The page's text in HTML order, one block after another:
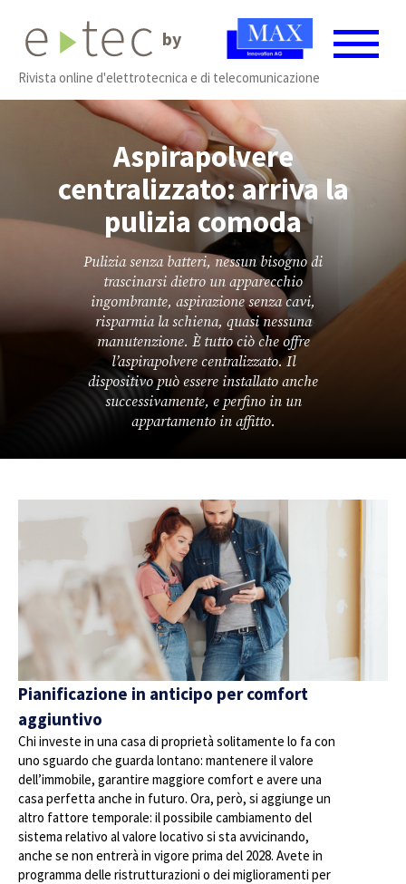
by
Rivista online d'elettrotecnica e di telecomunicazione
Aspirapolvere
centralizzato: arriva la
pulizia comoda
Pulizia senza batteri, nessun bisogno di
trascinarsi dietro un apparecchio
ingombrante, aspirazione senza cavi,
risparmia la schiena, quasi nessuna
manutenzione. È tutto ciò che offre
l’aspirapolvere centralizzato. Il
dispositivo può essere installato anche
successivamente, e perfino in un
appartamento in affitto.
Pianificazione in anticipo per comfort
aggiuntivo
Chi investe in una casa di proprietà solitamente lo fa con
uno sguardo che guarda lontano: mantenere il valore
dell’immobile, garantire maggiore comfort e avere una
casa perfetta anche in futuro. Ora, però, si aggiunge un
altro fattore temporale: il possibile cambiamento del
sistema relativo al valore locativo si sta avvicinando,
anche se non entrerà in vigore prima del 2028. Avete in
programma delle ristrutturazioni o dei miglioramenti per